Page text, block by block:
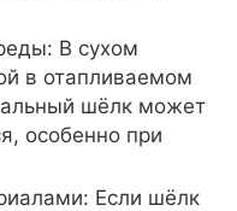
В сухом
в отапливаемом
шёлк может
особенно при
Если шёлк